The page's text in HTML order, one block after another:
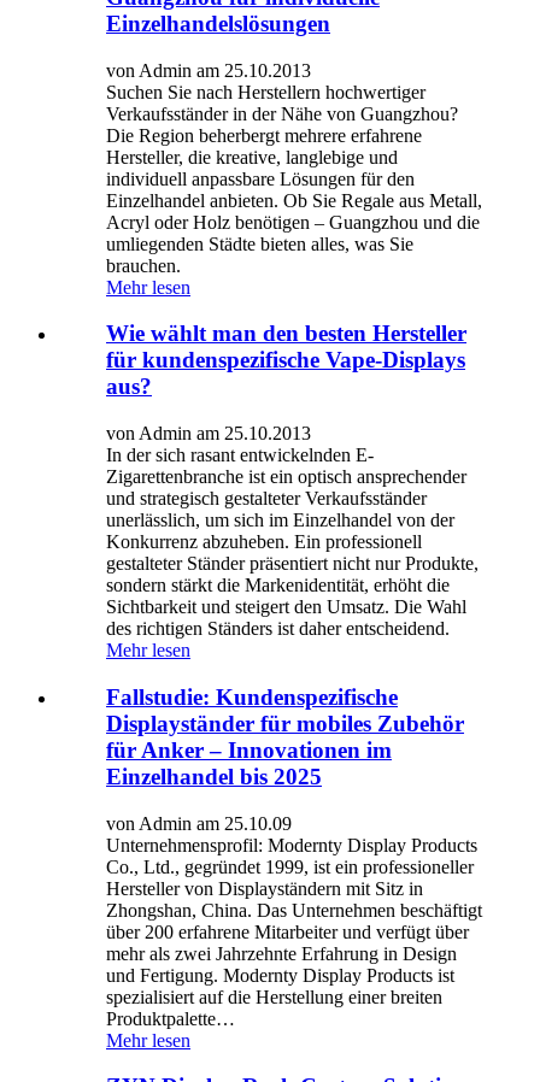
Einzelhandelslösungen
von Admin am 25.10.2013
Suchen Sie nach Herstellern hochwertiger
Verkaufsständer in der Nähe von Guangzhou?
Die Region beherbergt mehrere erfahrene
Hersteller, die kreative, langlebige und
individuell anpassbare Lösungen für den
Einzelhandel anbieten. Ob Sie Regale aus Metall,
Acryl oder Holz benötigen – Guangzhou und die
umliegenden Städte bieten alles, was Sie
brauchen.
Mehr lesen
Wie wählt man den besten Hersteller
für kundenspezifische Vape-Displays
aus?
von Admin am 25.10.2013
In der sich rasant entwickelnden E-
Zigarettenbranche ist ein optisch ansprechender
und strategisch gestalteter Verkaufsständer
unerlässlich, um sich im Einzelhandel von der
Konkurrenz abzuheben. Ein professionell
gestalteter Ständer präsentiert nicht nur Produkte,
sondern stärkt die Markenidentität, erhöht die
Sichtbarkeit und steigert den Umsatz. Die Wahl
des richtigen Ständers ist daher entscheidend.
Mehr lesen
Fallstudie: Kundenspezifische
Displayständer für mobiles Zubehör
für Anker – Innovationen im
Einzelhandel bis 2025
von Admin am 25.10.09
Unternehmensprofil: Modernty Display Products
Co., Ltd., gegründet 1999, ist ein professioneller
Hersteller von Displayständern mit Sitz in
Zhongshan, China. Das Unternehmen beschäftigt
über 200 erfahrene Mitarbeiter und verfügt über
mehr als zwei Jahrzehnte Erfahrung in Design
und Fertigung. Modernty Display Products ist
spezialisiert auf die Herstellung einer breiten
Produktpalette…
Mehr lesen